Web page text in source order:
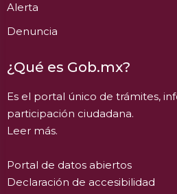
Alerta
Denuncia
¿Qué es Gob.mx?
Es el portal único de trámites,
participación ciudadana.
Leer más.
Portal de datos abiertos
Declaración de accesibilidad